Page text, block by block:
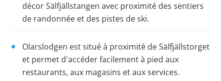
décor Sälfjällstangen avec proximité des sentiers
de randonnée et des pistes de ski.
Olarslodgen est situé à proximité de Sälfjällstorget
et permet d'accéder facilement à pied aux
restaurants, aux magasins et aux services.